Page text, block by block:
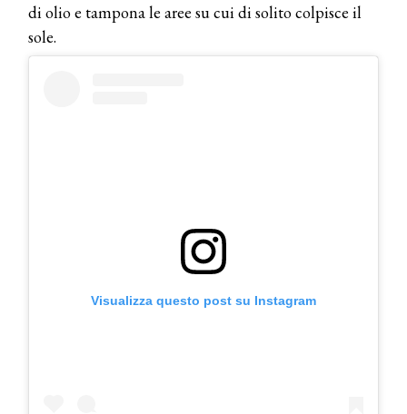
di olio e tampona le aree su cui di solito colpisce il
sole.
Visualizza questo post su Instagram